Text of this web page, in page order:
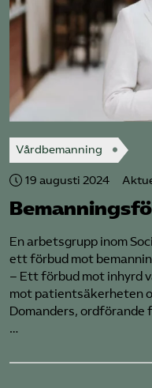
Vårdbemanning
19 augusti 2024
En arbetsgrupp inom
ett förbud mot
– Ett förbud mot inhyrd
mot patientsäkerheten
Domanders, ordförande
…